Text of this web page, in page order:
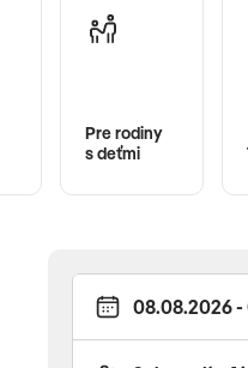
Pre rodiny
s deťmi